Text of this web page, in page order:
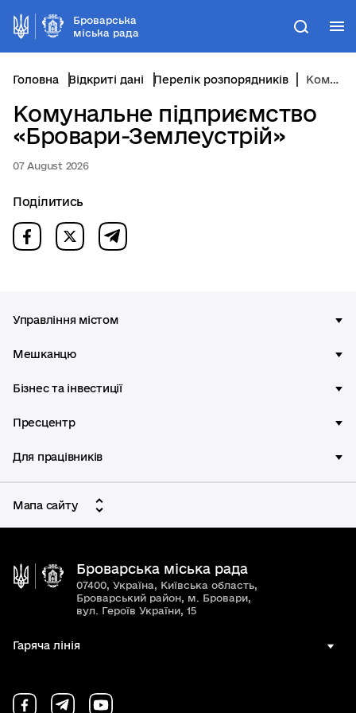
Броварська
міська рада
Пошук
Головна Відкриті дані Перелік розпорядників Комунальне підприємство «Бровари-Землеустрій»
Комунальне підприємство
«Бровари-Землеустрій»
07 August 2026
Поділитись
Управління містом
Мешканцю
Бізнес та інвестиції
Пресцентр
Для працівників
Мапа сайту
Броварська міська рада
07400, Україна, Київська область,
Броварський район, м. Бровари,
вул. Героїв України, 15
Гаряча лінія